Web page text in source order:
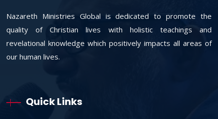
Nazareth Ministries Global is dedicated to promote the
quality of Christian lives with holistic teachings and
revelational knowledge which positively impacts all areas of
our human lives.
Quick Links